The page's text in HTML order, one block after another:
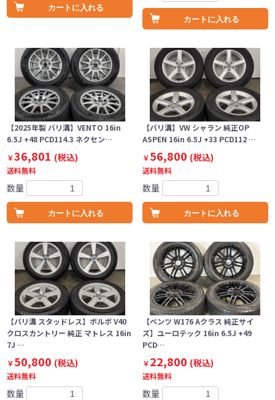
カートに入れる
カートに入れる
【2025年製 バリ溝】VENTO 16in
6.5J +48 PCD114.3 ネクセン…
￥36,801 (税込)
送料無料
数量
カートに入れる
【バリ溝】VW シャラン 純正OP
ASPEN 16in 6.5J +33 PCD112 …
￥56,800 (税込)
送料無料
数量
カートに入れる
【バリ溝 スタッドレス】ボルボ V40
クロスカントリー 純正 マトレス 16in
7J …
￥50,800 (税込)
送料無料
数量
【ベンツ W176 Aクラス 純正サイ
ズ】ユーロテック 16in 6.5J +49
PCD…
￥22,800 (税込)
送料無料
数量